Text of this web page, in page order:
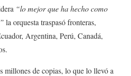
“lo mejor que ha hecho como
la orquesta traspasó fronteras,
Argentina, Perú, Canadá,
millones de copias, lo que lo llevó a